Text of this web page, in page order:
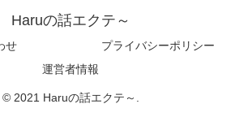
Haruの話エクテ～
せ
プライバシーポリシー
運営者情報
© 2021 Haruの話エクテ～.